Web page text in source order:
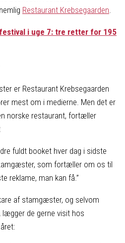
Restaurant Krebsegaarden
i uge 7: tre retter for 195
er Restaurant Krebsegaarden
mest om i medierne. Men det er
norske restaurant, fortæller
fuldt booket hver dag i sidste
som fortæller om os til
reklame, man kan få.”
af stamgæster, og selvom
lægger de gerne visit hos